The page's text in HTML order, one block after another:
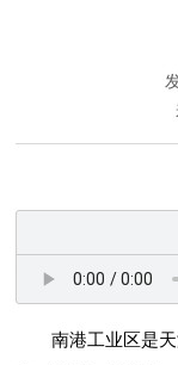
南港工业区是